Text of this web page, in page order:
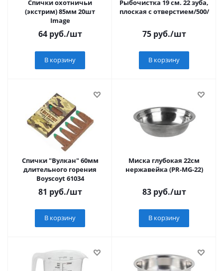
Спички охотничьи
(экстрим) 85мм 20шт
Image
64руб./шт
В корзину
Рыбочистка 19 см. 22 зуба,
плоская с отверстием/500/
75руб./шт
В корзину
Спички "Вулкан" 60мм
длительного горения
Boyscoyt 61034
81 руб./шт
В корзину
Миска глубокая 22см
нержавейка (PR-MG-22)
83руб./шт
В корзину